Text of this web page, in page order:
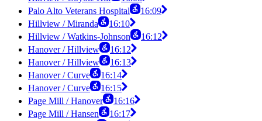
Palo Alto Veterans Hospital
16:09
Hillview / Miranda
16:10
Hillview / Watkins-Johnson
16:12
Hanover / Hillview
16:12
Hanover / Hillview
16:13
Hanover / Curve
16:14
Hanover / Curve
16:15
Page Mill / Hanover
16:16
Page Mill / Hansen
16:17